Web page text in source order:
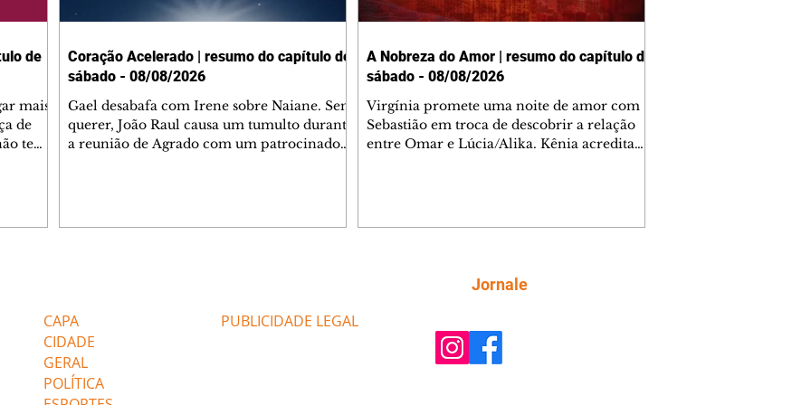
de
mais
de
tem
de
Coração Acelerado | resumo do capítulo de
sábado - 08/08/2026
Gael desabafa com Irene sobre Naiane. Sem
querer, João Raul causa um tumulto durante
a reunião de Agrado com um patrocinador.
termina o relacionamento dos dois.
A Nobreza do Amor | resumo do capítulo de
sábado - 08/08/2026
Virgínia promete uma noite de amor com
Sebastião em troca de descobrir a relação
entre Omar e Lúcia/Alika. Kênia acredita
comentam sobre a possível jazida de
tungstênio na região. Virgínia provoca
CAPA
CIDADE
GERAL
POLÍTICA
PUBLICIDADE LEGAL
Jornale